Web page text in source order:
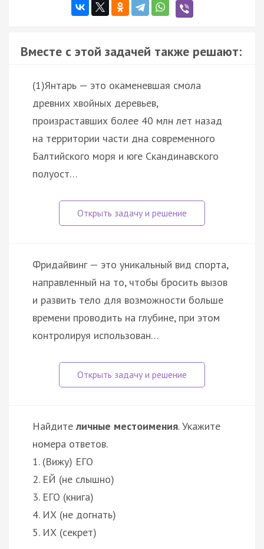
Вместе с этой задачей также решают:
(1)Янтарь — это окаменевшая смола
древних хвойных деревьев,
произраставших более 40 млн лет назад
на территории части дна современного
Балтийского моря и юге Скандинавского
полуост…
Фридайвинг — это уникальный вид спорта,
направленный на то, чтобы бросить вызов
и развить тело для возможности больше
времени проводить на глубине, при этом
контролируя использован…
Найдителичные местоимения. Укажите
номера ответов.
1. (Вижу) ЕГО
2. ЕЙ (не слышно)
3. ЕГО (книга)
4. ИХ (не догнать)
5. ИХ (секрет)